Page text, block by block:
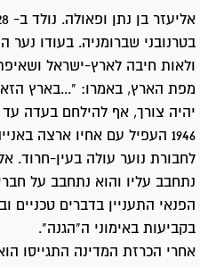
בטרנובני שברומניה. בעודו נער
ולאות חיבה לארץ-ישראל
מפת הארץ, באמרו: "...בארץ
יהיה צורך, אף להילחם בעדה
1946 העפיל עם אחיו ארצה
לחבורת נוער עולה בעין-חרוד.
נתחבב עליו והוא נתחבב על
הפנאי התעניין בדברים טכניים
בקביעות באימוני ה"הגנה".
אחרי הכרזת המדינה התגייסו